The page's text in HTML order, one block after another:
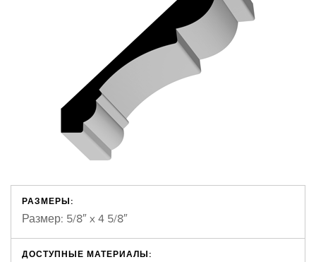
РАЗМЕРЫ:
Размер: 5/8″ x 4 5/8″
ДОСТУПНЫЕ МАТЕРИАЛЫ: